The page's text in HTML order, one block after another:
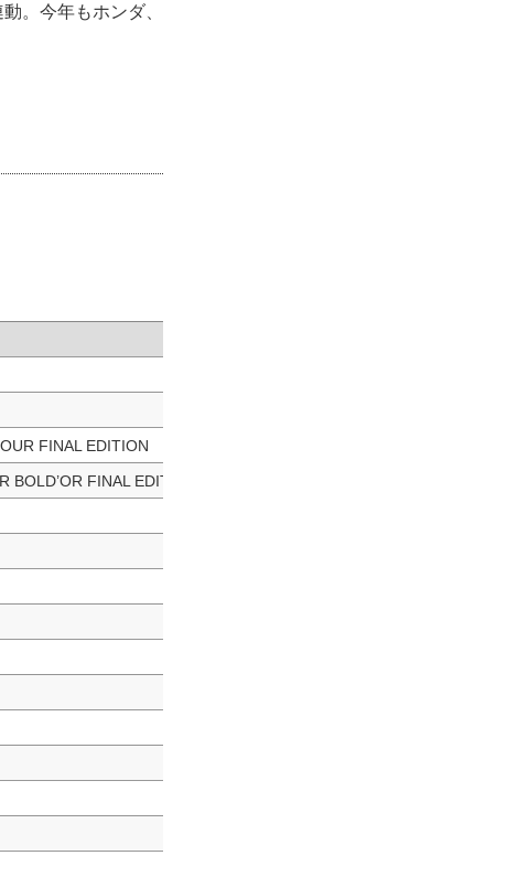
。今年もホンダ、
FINAL EDITION
FINAL EDITION